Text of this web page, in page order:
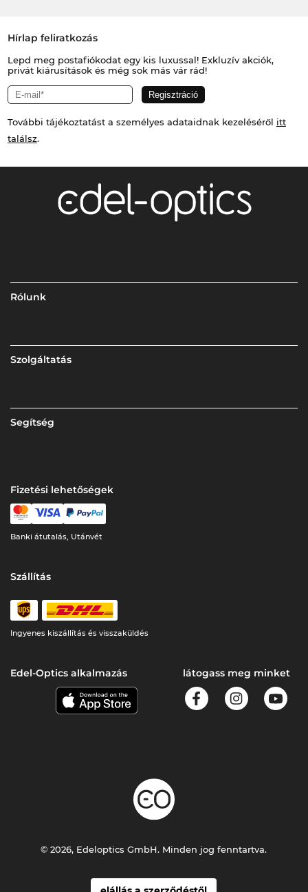
Hírlap feliratkozás
Lepd meg postafiókodat egy kis luxussal! Exkluzív akciók,
privát kiárusítások és még sok más vár rád!
További tájékoztatást a személyes adataidnak kezeléséről itt
találsz.
Rólunk
Szolgáltatás
Segítség
Fizetési lehetőségek
Banki átutalás, Utánvét
Szállítás
Ingyenes kiszállítás és visszaküldés
Edel-Optics alkalmazás látogass meg minket
© 2026, Edeloptics GmbH. Minden jog fenntartva.